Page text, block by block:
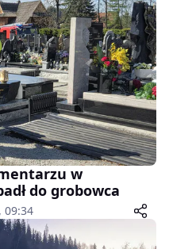
w
do grobowca
09:34